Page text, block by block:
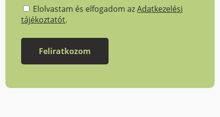
Elolvastam és elfogadom azAdatkezelési
tájékoztatót.